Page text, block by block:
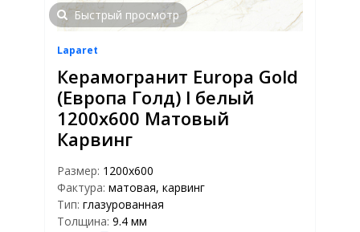
Быстрый просмотр
Laparet
Керамогранит Europa Gold
(Европа Голд) l белый
1200х600 Матовый
Карвинг
Размер: 1200х600
Фактура: матовая, карвинг
Тип: глазурованная
Толщина: 9.4 мм